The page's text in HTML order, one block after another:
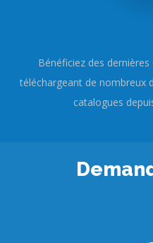
Bénéficiez des
téléchargeant de nombreux
catalogues